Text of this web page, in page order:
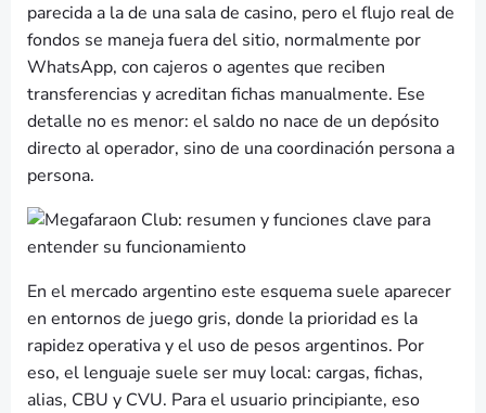
parecida a la de una sala de casino, pero el flujo real de
fondos se maneja fuera del sitio, normalmente por
WhatsApp, con cajeros o agentes que reciben
transferencias y acreditan fichas manualmente. Ese
detalle no es menor: el saldo no nace de un depósito
directo al operador, sino de una coordinación persona a
persona.
En el mercado argentino este esquema suele aparecer
en entornos de juego gris, donde la prioridad es la
rapidez operativa y el uso de pesos argentinos. Por
eso, el lenguaje suele ser muy local: cargas, fichas,
alias, CBU y CVU. Para el usuario principiante, eso